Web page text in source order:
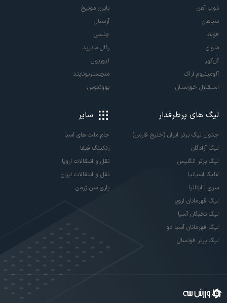
ذوب آهن
سپاهان
فولاد
ملوان
گل‌گهر
آلومینیوم اراک
استقلال خوزستان
بایرن مونیخ
آرسنال
چلسی
رئال مادرید
لیورپول
منچستریونایتد
یوونتوس
لیگ های پرطرفدار
جدول لیگ برتر ایران (خلیج فارس)
لیگ آزادگان
لیگ برتر انگلیس
لالیگا اسپانیا
سری آ ایتالیا
لیگ قهرمانان اروپا
لیگ نخبگان آسیا
لیگ قهرمانان آسیا دو
لیگ برتر فوتسال
سایر
جام ملت های آسیا
رنکینگ فیفا
نقل و انتقالات اروپا
نقل و انتقالات ایران
پاری سن ژرمن